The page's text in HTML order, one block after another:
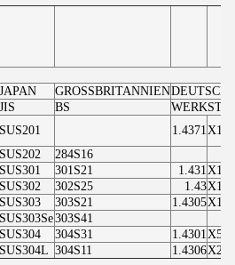
JAPAN GROSSBRITANNIEN
JIS BS
SUS201 1.4371
SUS202
284S16
SUS301 301S21 1.431
SUS302 302S25 1.43
SUS303 303S21 1.4305
SUS303Se303S41
SUS304 304S31 1.4301
SUS304L 304S11 1.4306